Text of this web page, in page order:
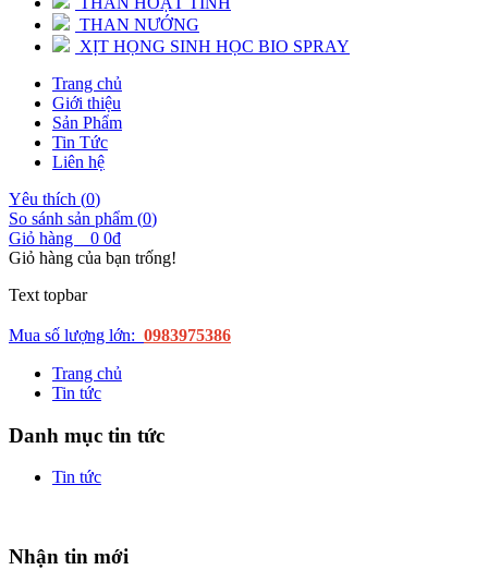
THAN NƯỚNG
XỊT HỌNG SINH HỌC BIO SPRAY
Trang chủ
Giới thiệu
Sản Phẩm
Tin Tức
Liên hệ
Yêu thích (0)
So sánh sản phẩm (0)
Giỏ hàng
0 0đ
Giỏ hàng của bạn trống!
Text topbar
Mua số lượng lớn: 0983975386
Trang chủ
Tin tức
Danh mục tin tức
Tin tức
Nhận tin mới